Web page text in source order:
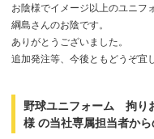
お陰様でイメージ以上のユニフ
綱島さんのお陰です。
ありがとうございました。
追加発注等、今後ともどうぞ宜
野球ユニフォーム 拘り
様 の当社専属担当者か